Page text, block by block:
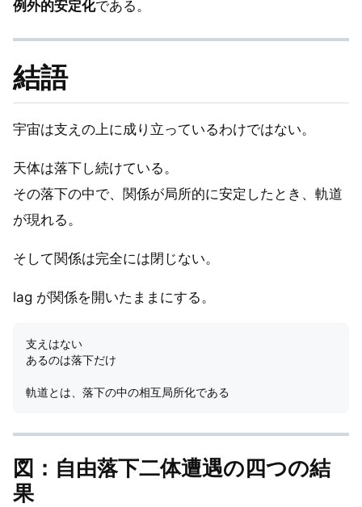
例外的安定化である。
結語
宇宙は支えの上に成り立っているわけではない。
天体は落下し続けている。
その落下の中で、関係が局所的に安定したとき、軌道
が現れる。
そして関係は完全には閉じない。
lag が関係を開いたままにする。
支えはない
あるのは落下だけ
図： 自由落下二体遭遇の四つの結
果